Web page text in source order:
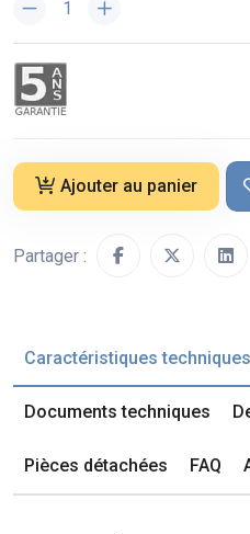
Ajouter au panier
Partager :
Caractéristiques techniques
Documents techniques
Pièces détachées FAQ